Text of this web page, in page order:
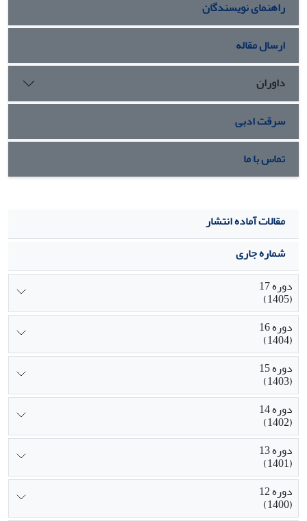
راهنمای نویسندگان
ارسال مقاله
داوران
سرقت ادبی
تماس با ما
مقالات آماده انتشار
شماره جاری
دوره 17
(1405)
دوره 16
(1404)
دوره 15
(1403)
دوره 14
(1402)
دوره 13
(1401)
دوره 12
(1400)